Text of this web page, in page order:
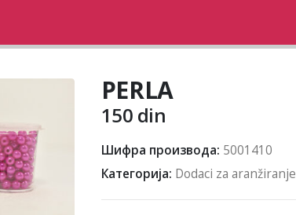
PERLA
150 din
Шифра производа: 5001410
Категорија: Dodaci za aranžiranje